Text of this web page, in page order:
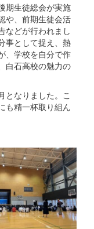
期生徒総会が実施
や、前期生徒会活
などが行われまし
事として捉え、熱
、学校を自分で作
白石高校の魅力の
となりました。こ
も精一杯取り組ん